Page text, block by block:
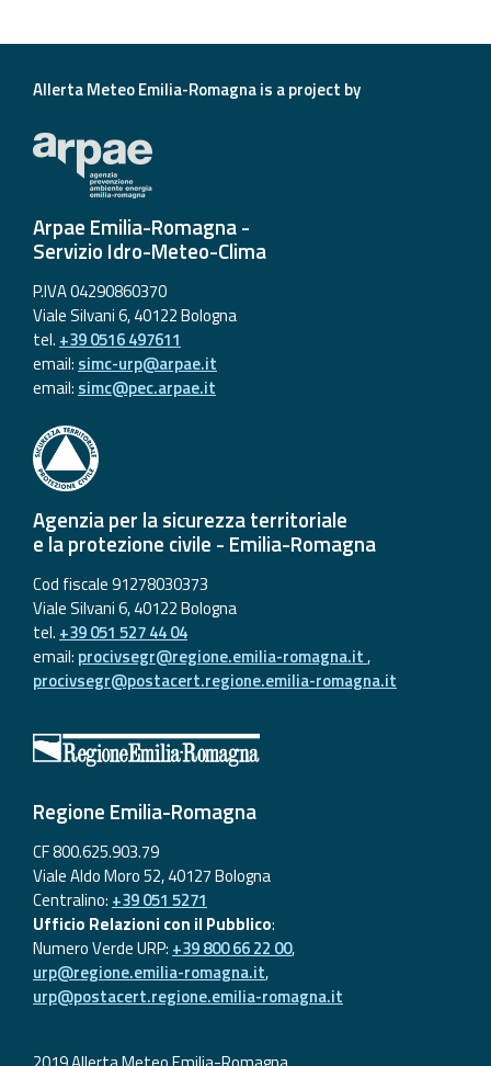
Allerta Meteo Emilia-Romagna is a project by
Arpae Emilia-Romagna -
Servizio Idro-Meteo-Clima
P.IVA 04290860370
Viale Silvani 6, 40122 Bologna
tel. +39 0516 497611
email: simc-urp@arpae.it
email: simc@pec.arpae.it
Agenzia per la sicurezza territoriale
e la protezione civile - Emilia-Romagna
Cod fiscale 91278030373
Viale Silvani 6, 40122 Bologna
tel. +39 051 527 44 04
email: procivsegr@regione.emilia-romagna.it,
procivsegr@postacert.regione.emilia-romagna.it
Regione Emilia-Romagna
CF 800.625.903.79
Viale Aldo Moro 52, 40127 Bologna
Centralino: +39 051 5271
Ufficio Relazioni con il Pubblico:
Numero Verde URP: +39 800 66 22 00,
urp@regione.emilia-romagna.it,
urp@postacert.regione.emilia-romagna.it